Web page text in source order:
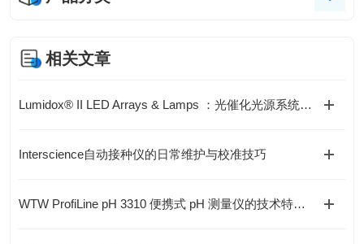
相关文章
Lumidox® II LED Arrays & Lamps ：光催化光源系统技术解析
Interscience自动接种仪的日常维护与校准技巧
WTW ProfiLine pH 3310 便携式 pH 测量仪的技术特点与应用解析